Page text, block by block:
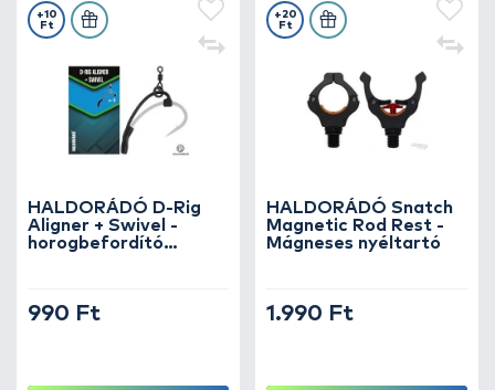
HALDORÁDÓ D-Rig
Aligner + Swivel -
horogbefordító
+10
Ft
990 Ft
HALDORÁDÓ Snatch
Magnetic Rod Rest -
Mágneses nyéltartó
+20
Ft
1.990 Ft